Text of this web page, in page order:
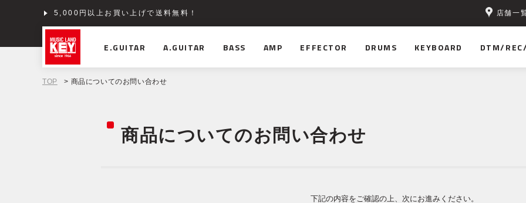
5,000円以上お買い上げで送料無料！
ショッピングクレジット分割48回払いまで金利手数料無料！ 店舗一
E.GUITAR A.GUITAR BASS AMP EFFECTOR DRUMS KEYBOARD DTM/
TOP > 商品についてのお問い合わせ
商品についてのお問い合わせ
下記の内容をご確認の上、次にお進みください。